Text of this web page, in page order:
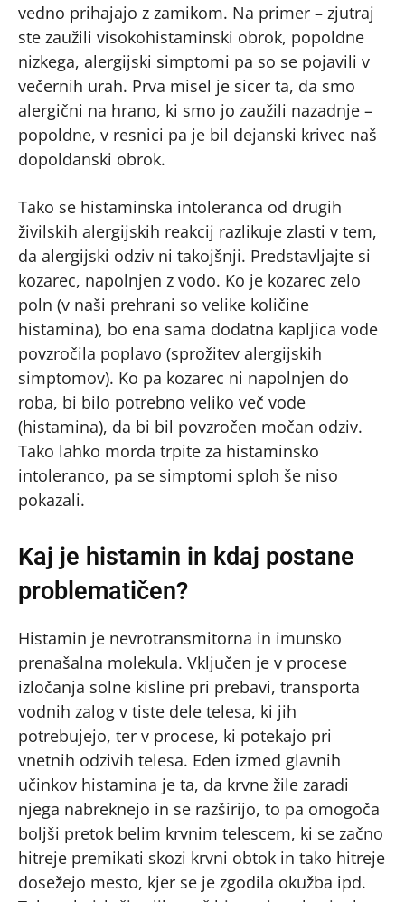
vedno prihajajo z zamikom. Na primer – zjutraj
ste zaužili visokohistaminski obrok, popoldne
nizkega, alergijski simptomi pa so se pojavili v
večernih urah. Prva misel je sicer ta, da smo
alergični na hrano, ki smo jo zaužili nazadnje –
popoldne, v resnici pa je bil dejanski krivec naš
dopoldanski obrok.
Tako se histaminska intoleranca od drugih
živilskih alergijskih reakcij razlikuje zlasti v tem,
da alergijski odziv ni takojšnji. Predstavljajte si
kozarec, napolnjen z vodo. Ko je kozarec zelo
poln (v naši prehrani so velike količine
histamina), bo ena sama dodatna kapljica vode
povzročila poplavo (sprožitev alergijskih
simptomov). Ko pa kozarec ni napolnjen do
roba, bi bilo potrebno veliko več vode
(histamina), da bi bil povzročen močan odziv.
Tako lahko morda trpite za histaminsko
intoleranco, pa se simptomi sploh še niso
pokazali.
Kaj je histamin in kdaj postane
problematičen?
Histamin je nevrotransmitorna in imunsko
prenašalna molekula. Vključen je v procese
izločanja solne kisline pri prebavi, transporta
vodnih zalog v tiste dele telesa, ki jih
potrebujejo, ter v procese, ki potekajo pri
vnetnih odzivih telesa. Eden izmed glavnih
učinkov histamina je ta, da krvne žile zaradi
njega nabreknejo in se razširijo, to pa omogoča
boljši pretok belim krvnim telescem, ki se začno
hitreje premikati skozi krvni obtok in tako hitreje
dosežejo mesto, kjer se je zgodila okužba ipd.